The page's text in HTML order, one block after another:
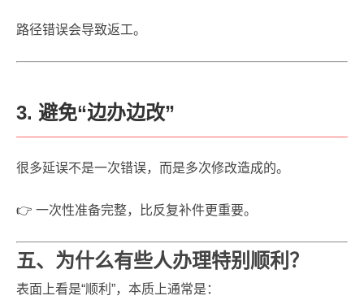
路径错误会导致返工。
3. 避免“边办边改”
很多延误不是一次错误，而是多次修改造成的。
👉 一次性准备完整，比反复补件更重要。
五、为什么有些人办理特别顺利？
表面上看是“顺利”，本质上通常是：